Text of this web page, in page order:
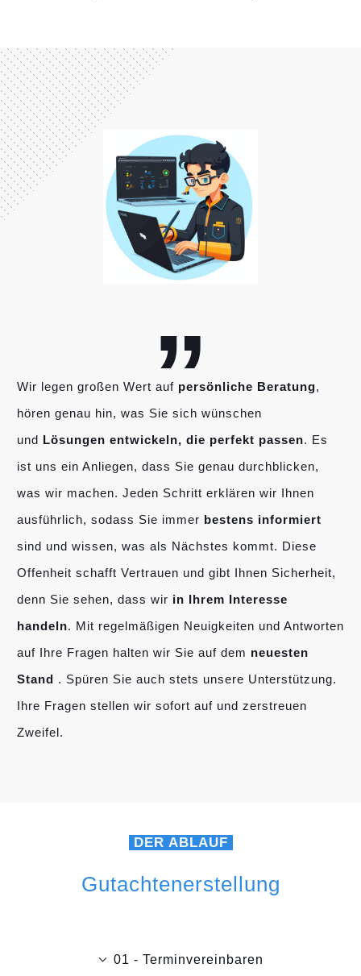
„
Wir legen großen Wert auf persönliche Beratung,
hören genau hin, was Sie sich wünschen
und Lösungen entwickeln, die perfekt passen. Es
ist uns ein Anliegen, dass Sie genau durchblicken,
was wir machen. Jeden Schritt erklären wir Ihnen
ausführlich, sodass Sie immer bestens informiert
sind und wissen, was als Nächstes kommt. Diese
Offenheit schafft Vertrauen und gibt Ihnen Sicherheit,
denn Sie sehen, dass wir in Ihrem Interesse
handeln. Mit regelmäßigen Neuigkeiten und Antworten
auf Ihre Fragen halten wir Sie auf dem neuesten
Stand . Spüren Sie auch stets unsere Unterstützung.
Ihre Fragen stellen wir sofort auf und zerstreuen
Zweifel.
DER ABLAUF
Gutachtenerstellung
01 - Terminvereinbaren